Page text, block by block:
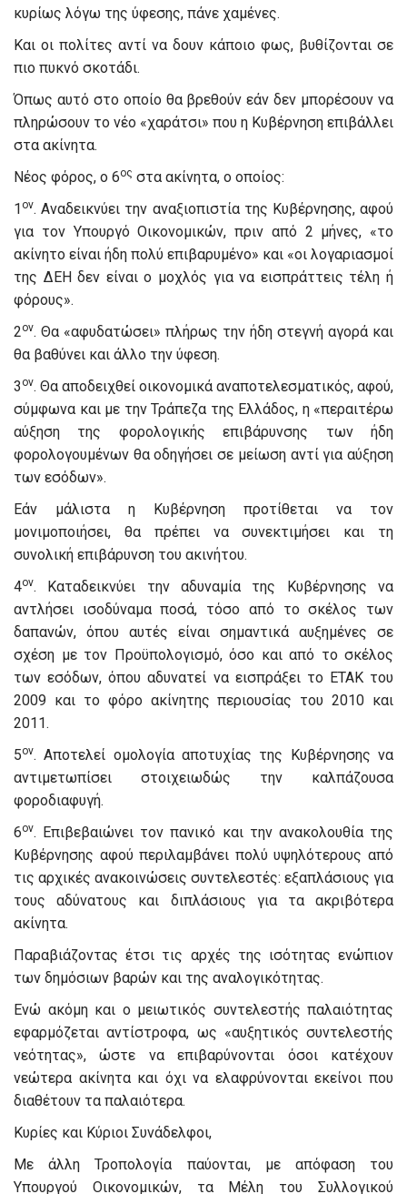
κυρίως λόγω της ύφεσης, πάνε χαμένες.
Και οι πολίτες αντί να δουν κάποιο φως, βυθίζονται σε
πιο πυκνό σκοτάδι.
Όπως αυτό στο οποίο θα βρεθούν εάν δεν μπορέσουν να
πληρώσουν το νέο «χαράτσι» που η Κυβέρνηση επιβάλλει
στα ακίνητα.
Νέος φόρος, ο 6ος στα ακίνητα, ο οποίος:
1 ον. Αναδεικνύει την αναξιοπιστία της Κυβέρνησης, αφού
για τον Υπουργό Οικονομικών, πριν από 2 μήνες, «το
ακίνητο είναι ήδη πολύ επιβαρυμένο» και «οι λογαριασμοί
της ΔΕΗ δεν είναι ο μοχλός για να εισπράττεις τέλη ή
φόρους».
2ον. Θα «αφυδατώσει» πλήρως την ήδη στεγνή αγορά και
θα βαθύνει και άλλο την ύφεση.
3 ον. Θα αποδειχθεί οικονομικά αναποτελεσματικός, αφού,
σύμφωνα και με την Τράπεζα της Ελλάδος, η «περαιτέρω
αύξηση της φορολογικής επιβάρυνσης των ήδη
φορολογουμένων θα οδηγήσει σε μείωση αντί για αύξηση
των εσόδων».
Εάν μάλιστα η Κυβέρνηση προτίθεται να τον
μονιμοποιήσει, θα πρέπει να συνεκτιμήσει και τη
συνολική επιβάρυνση του ακινήτου.
4ον. Καταδεικνύει την αδυναμία της Κυβέρνησης να
αντλήσει ισοδύναμα ποσά, τόσο από το σκέλος των
δαπανών, όπου αυτές είναι σημαντικά αυξημένες σε
σχέση με τον Προϋπολογισμό, όσο και από το σκέλος
των εσόδων, όπου αδυνατεί να εισπράξει το ΕΤΑΚ του
2009 και το φόρο ακίνητης περιουσίας του 2010 και
2011.
5ον. Αποτελεί ομολογία αποτυχίας της Κυβέρνησης να
αντιμετωπίσει στοιχειωδώς την καλπάζουσα
φοροδιαφυγή.
6ον. Επιβεβαιώνει τον πανικό και την ανακολουθία της
Κυβέρνησης αφού περιλαμβάνει πολύ υψηλότερους από
τις αρχικές ανακοινώσεις συντελεστές: εξαπλάσιους για
τους αδύνατους και διπλάσιους για τα ακριβότερα
ακίνητα.
Παραβιάζοντας έτσι τις αρχές της ισότητας ενώπιον
των δημόσιων βαρών και της αναλογικότητας.
Ενώ ακόμη και ο μειωτικός συντελεστής παλαιότητας
εφαρμόζεται αντίστροφα, ως «αυξητικός συντελεστής
νεότητας», ώστε να επιβαρύνονται όσοι κατέχουν
νεώτερα ακίνητα και όχι να ελαφρύνονται εκείνοι που
διαθέτουν τα παλαιότερα.
Κυρίες και Κύριοι Συνάδελφοι,
Με άλλη Τροπολογία παύονται, με απόφαση του
Υπουργού Οικονομικών, τα Μέλη του Συλλογικού